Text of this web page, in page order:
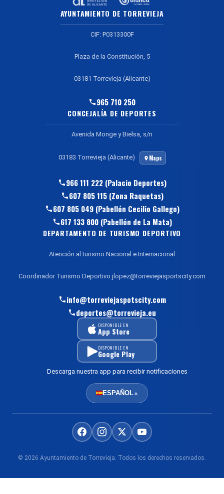
AYUNTAMIENTO DE TORREVIEJA
CIF: P0313300F
Plaza de la Constitución, 5
03181 Torrevieja (Alicante)
965 710 250
CONCEJALÍA DE DEPORTES
Avenida Monge y Bielsa, s/n
03183 Torrevieja (Alicante) Maps
966 111 222 (Palacio Deportes)
607 805 115 (Zona Raquetas)
607 805 049 (Pabellón Cecilio Gallego)
617 133 800 (Pabellón de La Mata)
DEPARTAMENTO DE TURISMO DEPORTIVO
Atención al turismo Nacional e Internacional
Coordinador Turismo Deportivo jlopez@torreviejasportscity.com
info@torreviejaspotscity.com
deportes@torrevieja.eu
DISPONIBLE EN
App Store
DISPONIBLE EN
Google Play
Descarga nuestra app para recibir notificaciones
ESPAÑOL▲
© 2026 Ayuntamiento de Torrevieja. Todos los derechos reservados.